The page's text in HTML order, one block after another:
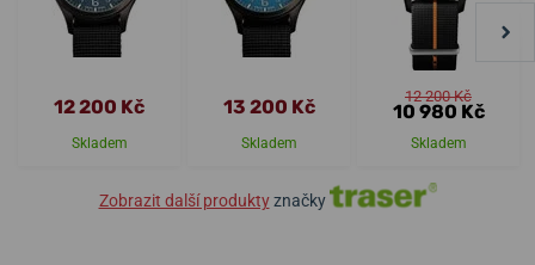
12 200 Kč
Skladem
13 200 Kč
Skladem
12 200 Kč
10 980 Kč
Skladem
Zobrazit další produktyznačky